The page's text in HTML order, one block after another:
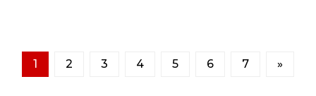
1 2 3 4 5 6 7 »